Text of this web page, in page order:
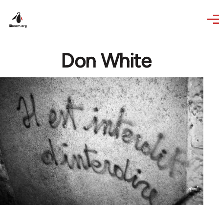
Don White